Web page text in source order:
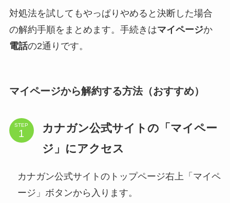
対処法を試してもやっぱりやめると決断した場合
の解約手順をまとめます。手続きはマイページか
電話の2通りです。
マイページから解約する方法（おすすめ）
STEP
カナガン公式サイトの「マイペー
ジ」にアクセス
カナガン公式サイトのトップページ右上「マイペ
ージ」ボタンから入ります。